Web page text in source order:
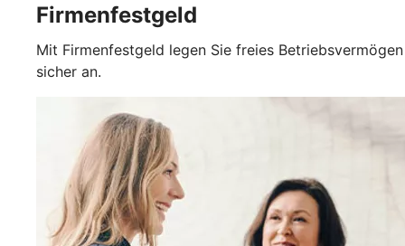
Firmenfestgeld
Mit Firmenfestgeld legen Sie freies Betriebsvermögen
sicher an.